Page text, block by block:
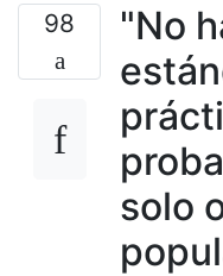
98
"No
solo